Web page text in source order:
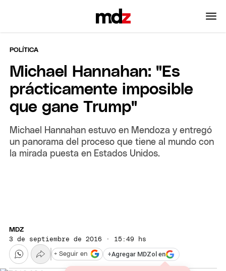
POLÍTICA
Michael Hannahan: "Es
prácticamente imposible
que gane Trump"
Michael Hannahan estuvo en Mendoza y entregó
un panorama del proceso que tiene al mundo con
la mirada puesta en Estados Unidos.
MDZ
3 de septiembre de 2016 · 15:49 hs
+Agregar MDZol en
+ Seguir en